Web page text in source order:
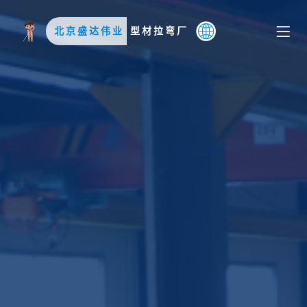
北京盛达伟业 型材拉弯厂